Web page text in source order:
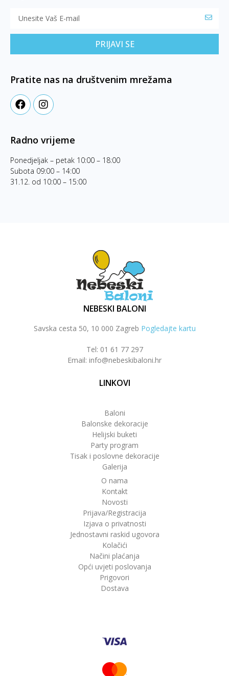
PRIJAVI SE
Pratite nas na društvenim mrežama
Radno vrijeme
Ponedjeljak – petak 10:00 – 18:00
Subota 09:00 – 14:00
31.12. od 10:00 – 15:00
NEBESKI BALONI
Savska cesta 50, 10 000 Zagreb Pogledajte kartu
Tel: 01 61 77 297
Email: info@nebeskibaloni.hr
LINKOVI
Baloni
Balonske dekoracije
Helijski buketi
Party program
Tisak i poslovne dekoracije
Galerija
O nama
Kontakt
Novosti
Prijava/Registracija
Izjava o privatnosti
Jednostavni raskid ugovora
Kolačići
Načini plaćanja
Opći uvjeti poslovanja
Prigovori
Dostava